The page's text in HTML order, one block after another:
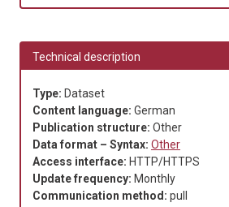
Technical description
Type: Dataset
Content language: German
Publication structure: Other
Data format – Syntax: Other
Access interface: HTTP/HTTPS
Update frequency: Monthly
Communication method: pull